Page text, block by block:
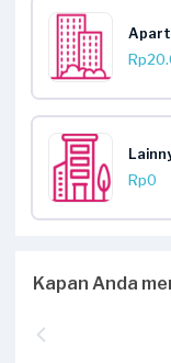
Rp0
Kapan Anda